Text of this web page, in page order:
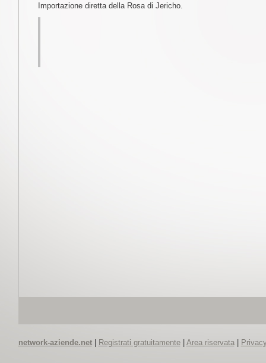
Importazione diretta della Rosa di Jericho.
network-aziende.net| Registrati gratuitamente| Area riservata|